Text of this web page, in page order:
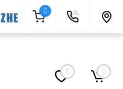
0 0
0